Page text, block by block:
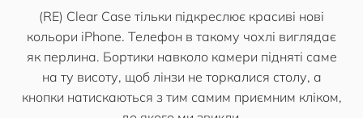
(RE) Clear Case тільки підкреслює красиві нові
кольори iPhone. Телефон в такому чохлі виглядає
як перлина. Бортики навколо камери підняті саме
на ту висоту, щоб лінзи не торкалися столу, а
кнопки натискаються з тим самим приємним кліком,